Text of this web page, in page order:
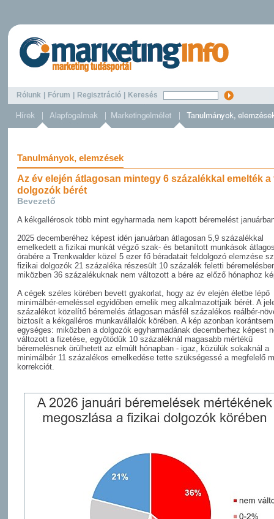
Rólunk Fórum Regisztráció Keresés
Tanulmányok, elemzések
Az év elején átlagosan mintegy 6 százalékkal emelték a
dolgozók bérét
Bevezető
A kékgallérosok több mint egyharmada nem kapott béremelést
2025 decemberéhez képest idén januárban átlagosan 5,9 százalékkal
emelkedett a fizikai munkát végző szak- és betanított munkások
órabére a Trenkwalder közel 5 ezer fő béradatait feldolgozó elemzése
fizikai dolgozók 21 százaléka részesült 10 százalék feletti
miközben 36 százalékuknak nem változott a bére az előző hónaphoz
A cégek széles körében bevett gyakorlat, hogy az év elején életbe lépő
minimálbér-emeléssel egyidőben emelik meg alkalmazottjaik bérét. A
százalékot közelítő béremelés átlagosan másfél százalékos reálbér-
biztosít a kékgalléros munkavállalók körében. A kép azonban korántsem
egységes: miközben a dolgozók egyharmadának decemberhez képest
változott a fizetése, egyötödük 10 százaléknál magasabb mértékű
béremelésnek örülhetett az elmúlt hónapban - igaz, közülük sokaknál a
minimálbér 11 százalékos emelkedése tette szükségessé a megfelelő
korrekciót.